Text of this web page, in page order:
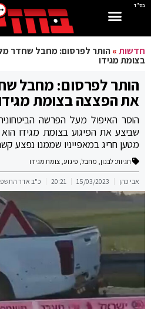
בס"ד
חדשות»הותר לפרסום: מחבל שחדר
בצומת מגידו
הותר לפרסום: מחבל
את הפצצה בצומת
הוסר האיפול מעל הפרשה
שביצע את הפיגוע בצומת מגידו
מטען חריג במאפייניו שממנו נפצע
תגיות: לבנון, מחבל, פיגוע, צומת מגידו
אבי כהן 15/03/2023
20:21 כ"ב אדר